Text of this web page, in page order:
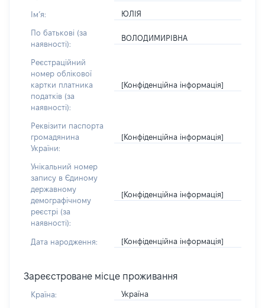
Імʼя: ЮЛІЯ
По батькові (за
наявності):
ВОЛОДИМИРІВНА
Реєстраційний
номер облікової
картки платника
податків (за
наявності):
[Конфіденційна інформація]
Реквізити паспорта
громадянина
України:
[Конфіденційна інформація]
Унікальний номер
запису в Єдиному
державному
демографічному
реєстрі (за
наявності):
[Конфіденційна інформація]
Дата народження: [Конфіденційна інформація]
Зареєстроване місце проживання
Країна: Україна